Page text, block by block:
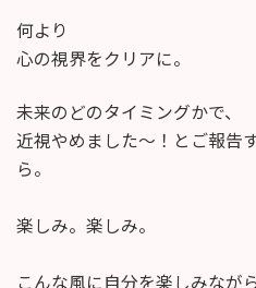
何より
心の視界をクリアに。
未来のどのタイミングかで、
近視やめました〜！とご報告
ら。
楽しみ。楽しみ。
こんな風に自分を楽しみなが